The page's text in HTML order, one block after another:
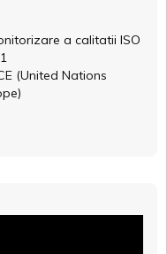
a calitatii ISO
(United Nations